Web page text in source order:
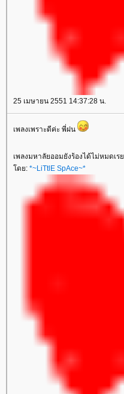
25 เมษายน 2551 14:37:28 น.
เพลงเพราะดีค่ะ พี่ฝน
เพลงมหาลัยออมยังร้องได้ไม่หมดเร
ดย: *~LiTtlE SpAce~*